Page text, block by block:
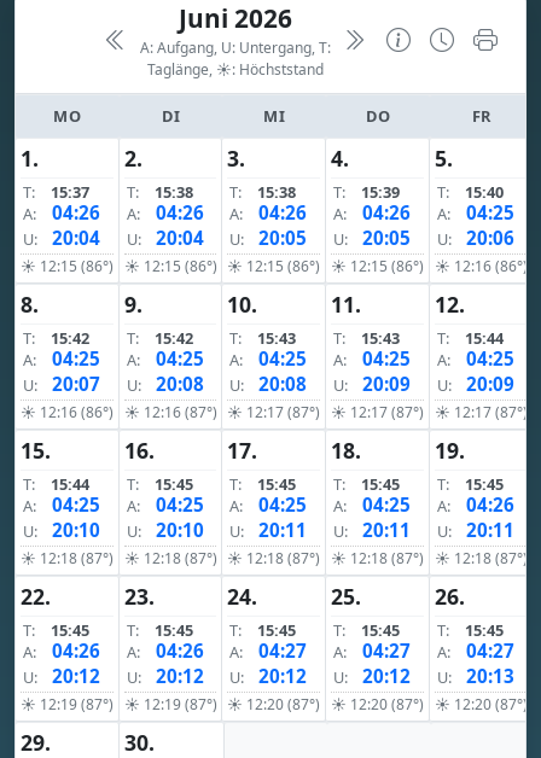
Juni 2026
A: Aufgang, U: Untergang, T:
Taglänge, ☀: Höchststand
MO DI MI DO FR
1.
T:
15:37
A:
04:26
U: 20:04
☀ 12:15 (86°)
2.
T:
15:38
A:
04:26
U: 20:04
☀ 12:15 (86°)
3.
T:
15:38
A:
04:26
U: 20:05
☀ 12:15 (86°)
4.
T:
15:39
A:
04:26
U: 20:05
☀ 12:15 (86°)
5.
T:
15:40
A:
04:25
U: 20:06
☀ 12:16 (86°)
8.
T:
15:42
A:
04:25
U: 20:07
☀ 12:16 (86°)
9.
T:
15:42
A:
04:25
U: 20:08
☀ 12:16 (87°)
10.
T:
15:43
A:
04:25
U: 20:08
☀ 12:17 (87°)
11.
T:
15:43
A:
04:25
U: 20:09
☀ 12:17 (87°)
12.
T:
15:44
A:
04:25
U: 20:09
☀ 12:17 (87°)
15.
T:
15:44
A:
04:25
U: 20:10
☀ 12:18 (87°)
16.
T:
15:45
A:
04:25
U: 20:10
☀ 12:18 (87°)
17.
T:
15:45
A:
04:25
U: 20:11
☀ 12:18 (87°)
18.
T:
15:45
A:
04:25
U: 20:11
☀ 12:18 (87°)
19.
T:
15:45
A:
04:26
U: 20:11
☀ 12:18 (87°)
22.
T:
15:45
A:
04:26
U: 20:12
☀ 12:19 (87°)
23.
T:
15:45
A:
04:26
U: 20:12
☀ 12:19 (87°)
24.
T:
15:45
A:
04:27
U: 20:12
☀ 12:20 (87°)
25.
T:
15:45
A:
04:27
U: 20:12
☀ 12:20 (87°)
26.
T:
15:45
A:
04:27
U: 20:13
☀ 12:20 (87°)
29. 30.